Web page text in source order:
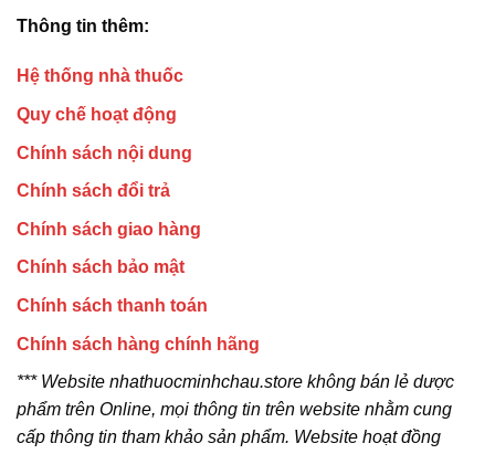
Thông tin thêm:
Hệ thống nhà thuốc
Quy chế hoạt động
Chính sách nội dung
Chính sách đổi trả
Chính sách giao hàng
Chính sách bảo mật
Chính sách thanh toán
Chính sách hàng chính hãng
*** Website nhathuocminhchau.store không bán lẻ dược
phẩm trên Online, mọi thông tin trên website nhằm cung
cấp thông tin tham khảo sản phẩm. Website hoạt đồng